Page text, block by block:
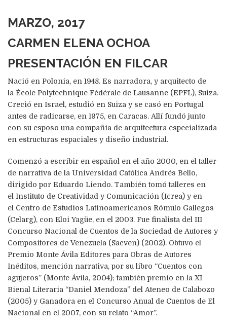
MARZO, 2017
CARMEN ELENA OCHOA
PRESENTACIÓN EN FILCAR
Nació en Polonia, en 1948. Es narradora, y arquitecto de
la École Polytechnique Fédérale de Lausanne (EPFL), Suiza.
Creció en Israel, estudió en Suiza y se casó en Portugal
antes de radicarse, en 1975, en Caracas. Allí fundó junto
con su esposo una compañía de arquitectura especializada
en estructuras espaciales y diseño industrial.
Comenzó a escribir en español en el año 2000, en el taller
de narrativa de la Universidad Católica Andrés Bello,
dirigido por Eduardo Liendo. También tomó talleres en
el Instituto de Creatividad y Comunicación (Icrea) y en
el Centro de Estudios Latinoamericanos Rómulo Gallegos
(Celarg), con Eloi Yagüe, en el 2003. Fue finalista del III
Concurso Nacional de Cuentos de la Sociedad de Autores y
Compositores de Venezuela (Sacven) (2002). Obtuvo el
Premio Monte Ávila Editores para Obras de Autores
Inéditos, mención narrativa, por su libro “Cuentos con
agujeros” (Monte Ávila, 2004); también premio en la XI
Bienal Literaria “Daniel Mendoza” del Ateneo de Calabozo
(2005) y Ganadora en el Concurso Anual de Cuentos de El
Nacional en el 2007, con su relato “Amor”.